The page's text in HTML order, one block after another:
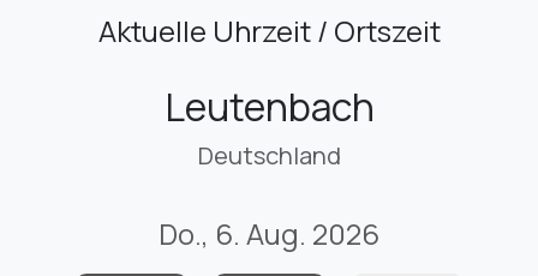
Aktuelle Uhrzeit / Ortszeit
Leutenbach
Deutschland
Do., 6. Aug. 2026